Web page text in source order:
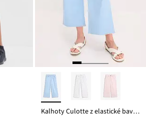
Kalhoty Culotte z elastické bavlněné směsi